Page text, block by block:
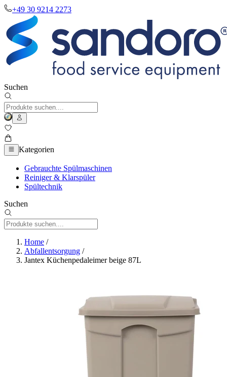
+49 30 9214 2273
Suchen
Kategorien
Gebrauchte Spülmaschinen
Reiniger & Klarspüler
Spültechnik
Suchen
Home /
Abfallentsorgung /
Jantex Küchenpedaleimer beige 87L